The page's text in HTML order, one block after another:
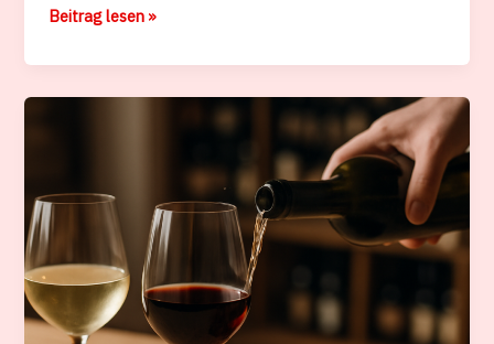
Glaswahl
Serviertemperatur:
Beitrag lesen »